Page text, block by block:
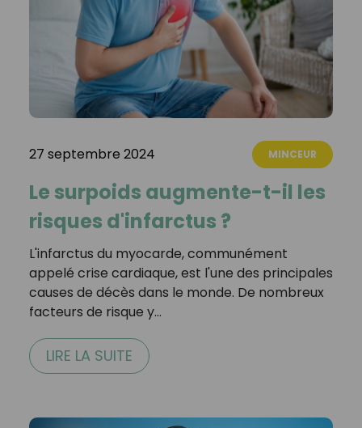
27 septembre 2024 MINCEUR
Le surpoids augmente-t-il les
risques d'infarctus ?
L'infarctus du myocarde, communément
appelé crise cardiaque, est l'une des principales
causes de décès dans le monde. De nombreux
facteurs de risque y…
LIRE LA SUITE